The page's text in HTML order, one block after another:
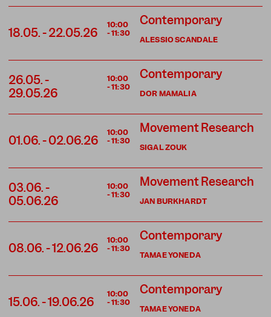
18.05.-22.05.26
10:00
-11:30
ALESSIO SCANDALE
Contemporary
26.05.-
29.05.26
10:00
-11:30
DOR MAMALIA
Contemporary
01.06.-02.06.26
10:00
-11:30
SIGAL ZOUK
Movement Research
03.06.-
05.06.26
10:00
-11:30
JAN BURKHARDT
Movement Research
08.06.-12.06.26
10:00
-11:30
TAMAE YONEDA
Contemporary
15.06.-19.06.26
10:00
-11:30
TAMAE YONEDA
Contemporary